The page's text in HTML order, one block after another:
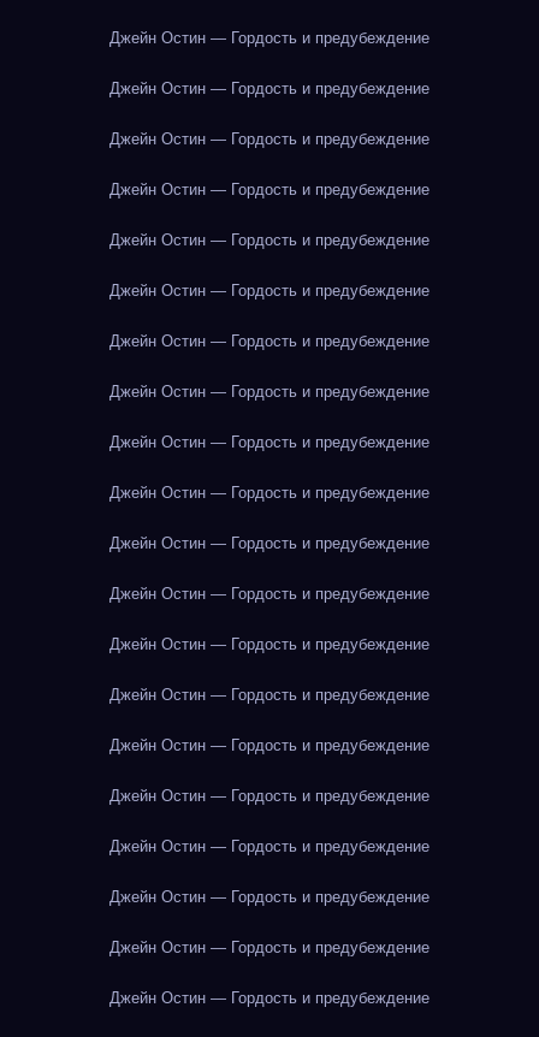
Джейн Остин — Гордость и предубеждение
Джейн Остин — Гордость и предубеждение
Джейн Остин — Гордость и предубеждение
Джейн Остин — Гордость и предубеждение
Джейн Остин — Гордость и предубеждение
Джейн Остин — Гордость и предубеждение
Джейн Остин — Гордость и предубеждение
Джейн Остин — Гордость и предубеждение
Джейн Остин — Гордость и предубеждение
Джейн Остин — Гордость и предубеждение
Джейн Остин — Гордость и предубеждение
Джейн Остин — Гордость и предубеждение
Джейн Остин — Гордость и предубеждение
Джейн Остин — Гордость и предубеждение
Джейн Остин — Гордость и предубеждение
Джейн Остин — Гордость и предубеждение
Джейн Остин — Гордость и предубеждение
Джейн Остин — Гордость и предубеждение
Джейн Остин — Гордость и предубеждение
Джейн Остин — Гордость и предубеждение